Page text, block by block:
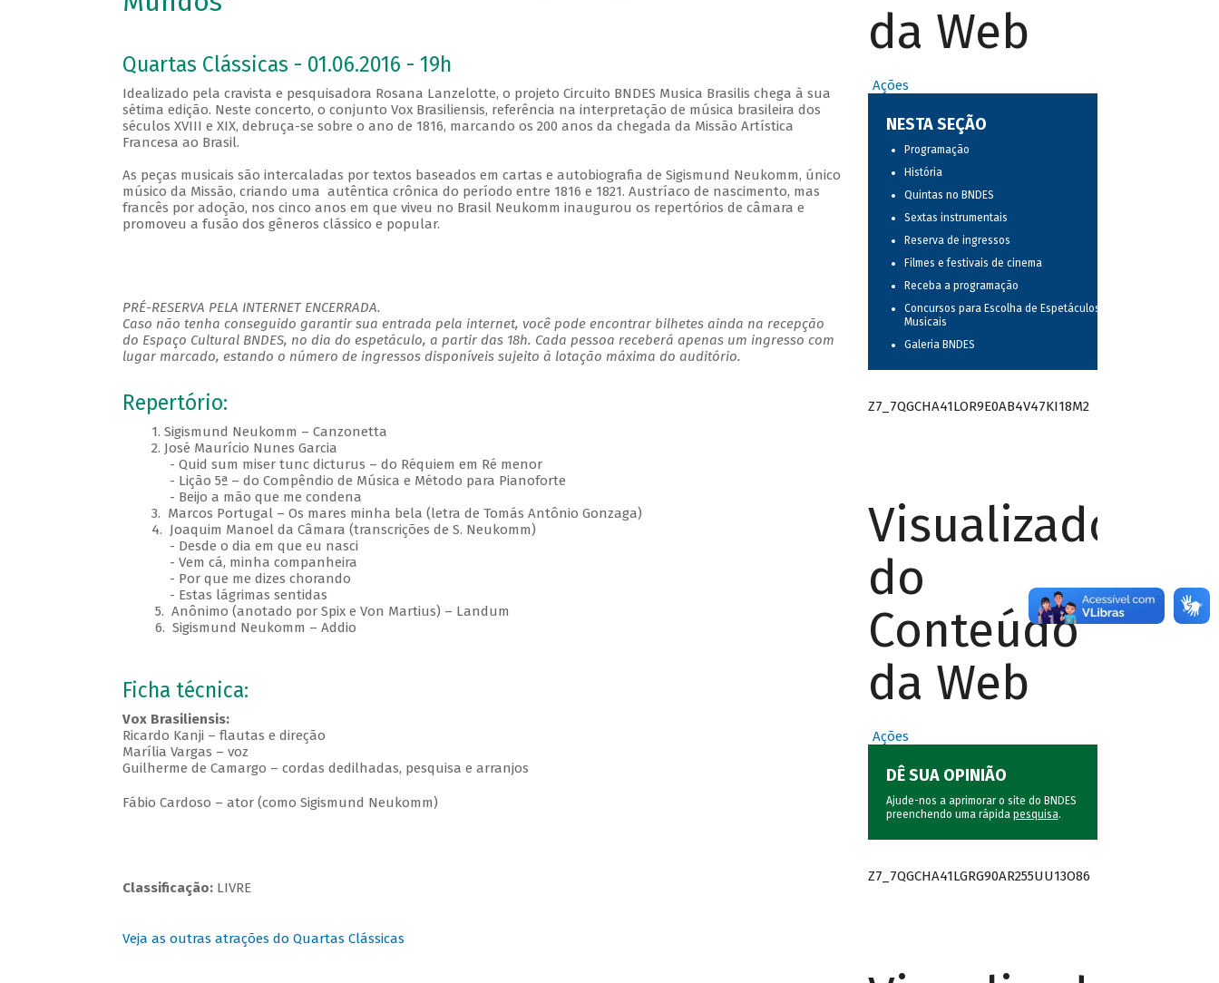
Quartas Clássicas - 01.06.2016 - 19h
Idealizado pela cravista e pesquisadora Rosana Lanzelotte, o projeto Circuito BNDES Musica Brasilis chega à sua
sétima edição. Neste concerto, o conjunto Vox Brasiliensis, referência na interpretação de música brasileira dos
séculos XVIII e XIX, debruça-se sobre o ano de 1816, marcando os 200 anos da chegada da Missão Artística
Francesa ao Brasil.
As peças musicais são intercaladas por textos baseados em cartas e autobiografia de Sigismund Neukomm, único
músico da Missão, criando uma autêntica crônica do período entre 1816 e 1821. Austríaco de nascimento, mas
francês por adoção, nos cinco anos em que viveu no Brasil Neukomm inaugurou os repertórios de câmara e
promoveu a fusão dos gêneros clássico e popular.
PRÉ-RESERVA PELA INTERNET ENCERRADA.
Caso não tenha conseguido garantir sua entrada pela internet, você pode encontrar bilhetes ainda na recepção
do Espaço Cultural BNDES, no dia do espetáculo, a partir das 18h. Cada pessoa receberá apenas um ingresso com
lugar marcado, estando o número de ingressos disponíveis sujeito à lotação máxima do auditório.
Repertório:
1. Sigismund Neukomm – Canzonetta
2. José Maurício Nunes Garcia
- Quid sum miser tunc dicturus – do Réquiem em Ré menor
- Lição 5ª – do Compêndio de Música e Método para Pianoforte
- Beijo a mão que me condena
3. Marcos Portugal – Os mares minha bela (letra de Tomás Antônio Gonzaga)
4. Joaquim Manoel da Câmara (transcrições de S. Neukomm)
- Desde o dia em que eu nasci
- Vem cá, minha companheira
- Por que me dizes chorando
- Estas lágrimas sentidas
5. Anônimo (anotado por Spix e Von Martius) – Landum
6. Sigismund Neukomm – Addio​
Ficha técnica:
Vox Brasiliensis:
Ricardo Kanji – flautas e direção
Marília Vargas – voz
Guilherme de Camargo – cordas dedilhadas, pesquisa e arranjos
Fábio Cardoso – ator (como Sigismund Neukomm)
Classificação:LIVRE
Veja as outras atrações do Quartas Clássicas
da Web
Ações
NESTA SEÇÃO
Programação
História
Quintas no BNDES
Sextas instrumentais
Reserva de ingressos
Filmes e festivais de cinema
Receba a programação
Concursos para Escolha de Espetáculos
Musicais
Galeria BNDES
Z7_7QGCHA41LOR9E0AB4V47KI18M2
Visualizador
do
Conteúdo
da Web
Ações
DÊ SUA OPINIÃO
Ajude-nos a aprimorar o site do BNDES
preenchendo uma rápida pesquisa.
Z7_7QGCHA41LGRG90AR255UU13O86